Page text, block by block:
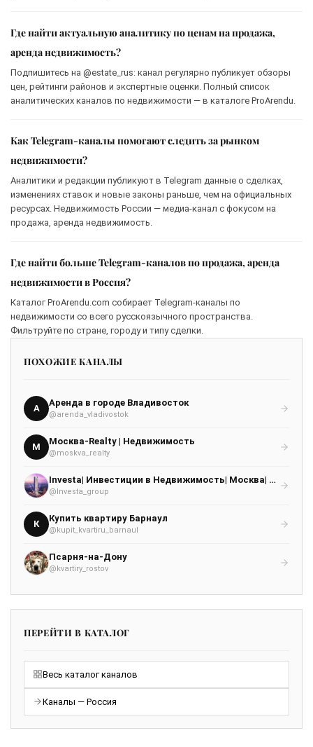
Где найти актуальную аналитику по ценам на продажа,
аренда недвижимость?
Подпишитесь на @estate_rus: канал регулярно публикует обзоры
цен, рейтинги районов и экспертные оценки. Полный список
аналитических каналов по недвижимости — в каталоге ProArendu.
Как Telegram-каналы помогают следить за рынком
недвижимости?
Аналитики и редакции публикуют в Telegram данные о сделках,
изменениях ставок и новые законы раньше, чем на официальных
ресурсах. Недвижимость России — медиа-канал с фокусом на
продажа, аренда недвижимость.
Где найти больше Telegram-каналов по продажа, аренда
недвижимости в Россия?
Каталог ProArendu.com собирает Telegram-каналы по
недвижимости со всего русскоязычного пространства.
Фильтруйте по стране, городу и типу сделки.
ПОХОЖИЕ КАНАЛЫ
А
Аренда в городе Владивосток
@arenda_vladivostok
М
Москва-Realty | Недвижимость
@moskva_realty
Investa| Инвестиции в Недвижимость| Москва| Дубай! Бали! Кипр! Турция!
@Investa_group
К
Купить квартиру Барнаул
@kupit_kvartiru_barnaul
Псарня-на-Дону
@kvartiry_rostov
ПЕРЕЙТИ В КАТАЛОГ
Весь каталог каналов
Каналы — Россия